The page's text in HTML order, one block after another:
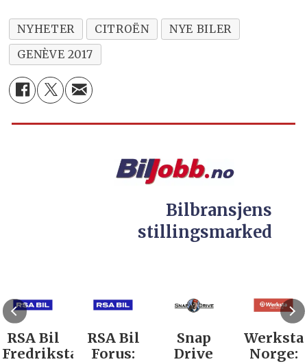
NYHETER CITROËN
NYE BILER
GENÈVE 2017
Bilbransjens
stillingsmarked
RSA Bil
Fredrikstad:
RSA Bil
Forus:
Snap
Drive
Werksta
Norge: